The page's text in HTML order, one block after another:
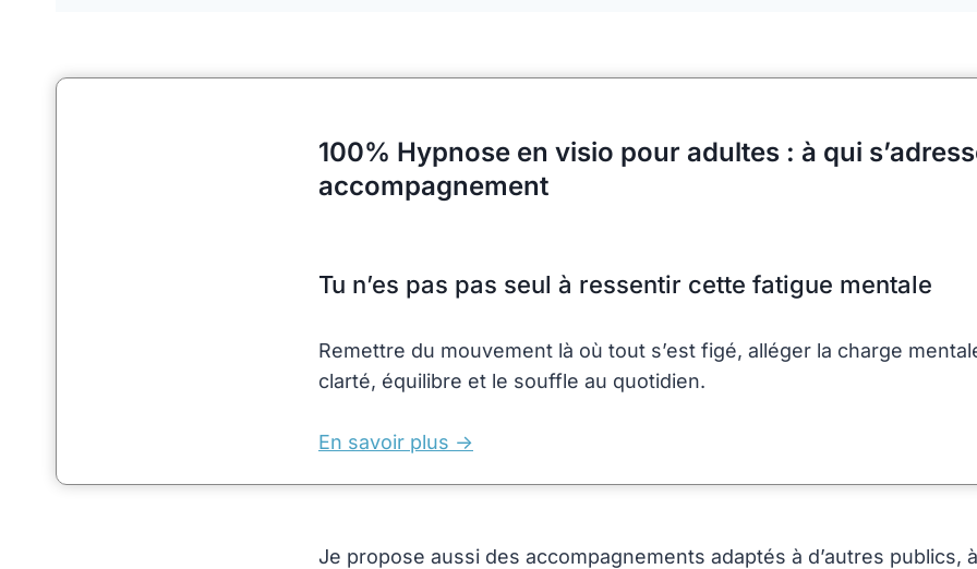
100% Hypnose en visio pour adultes : à qui
accompagnement
Tu n’es pas pas seul à ressentir cette fatigue mentale
Remettre du mouvement là où tout s’est figé, alléger la charge
clarté, équilibre et le souffle au quotidien.
En savoir plus ->
Je propose aussi des accompagnements adaptés à d’autres publics,